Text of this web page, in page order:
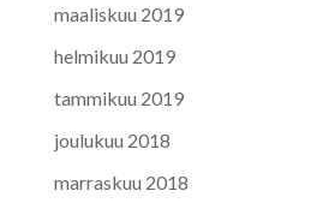
maaliskuu 2019
helmikuu 2019
tammikuu 2019
joulukuu 2018
marraskuu 2018